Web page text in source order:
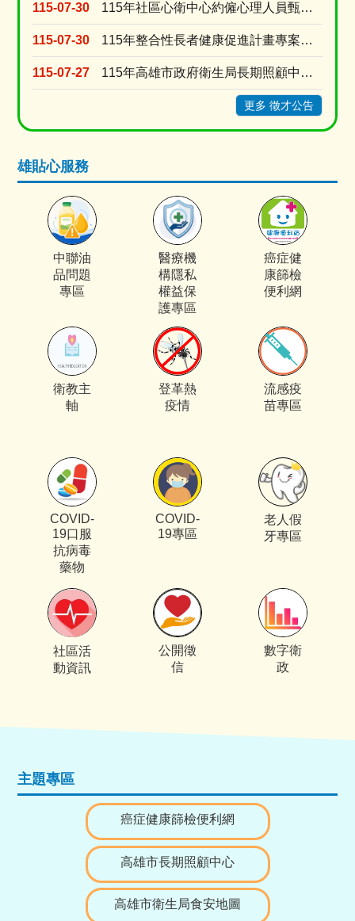
115-07-30
115-07-27
更多 徵才公告
雄貼心服務
中聯油
品問題
專區
醫療機
構隱私
權益保
護專區
癌症健
康篩檢
便利網
衛教主
軸
登革熱
疫情
流感疫
苗專區
COVID-
19口服
抗病毒
藥物
COVID-
19專區
老人假
牙專區
社區活
動資訊
公開徵
信
數字衛
政
主題專區
癌症健康篩檢便利網
高雄市長期照顧中心
高雄市衛生局食安地圖